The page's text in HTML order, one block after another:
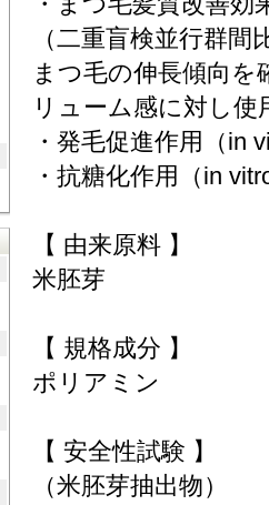
（二重盲検並行群間
まつ毛の伸長傾向
リューム感に対し使
・発毛促進作用（in
・抗糖化作用（in
【 由来原料 】
米胚芽
【 規格成分 】
ポリアミン
【 安全性試験 】
（米胚芽抽出物）